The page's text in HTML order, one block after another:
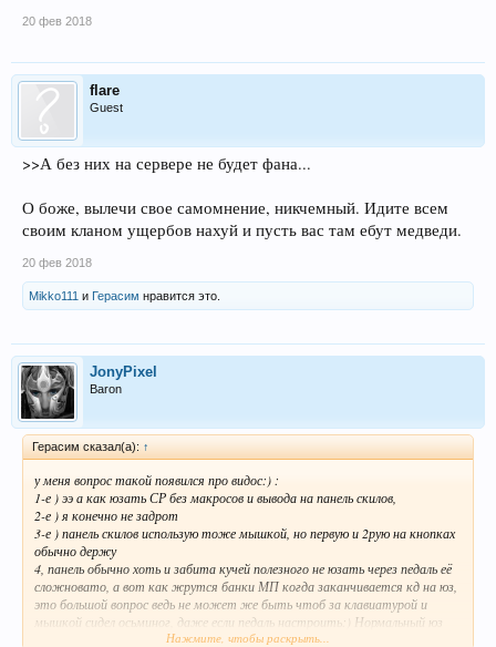
20 фев 2018
flare
Guest
>>А без них на сервере не будет фана...
О боже, вылечи свое самомнение, никчемный. Идите всем
своим кланом ущербов нахуй и пусть вас там ебут медведи.
20 фев 2018
Mikko111 и Герасим нравится это.
JonyPixel
Baron
Герасим сказал(а): ↑
у меня вопрос такой появился про видос:) :
1-е ) ээ а как юзать СР без макросов и вывода на панель скилов,
2-е ) я конечно не задрот
3-е ) панель скилов использую тоже мышкой, но первую и 2рую на кнопках
обычно держу
4, панель обычно хоть и забита кучей полезного не юзать через педаль её
сложновато, а вот как жрутся банки МП когда заканчивается кд на юз,
это большой вопрос ведь не может же быть чтоб за клавиатурой и
мышкой сидел осьминог, даже если педаль настроить:) Нормальный юз
СР банок макросом раз в секунду паузы, и руками через панель тоже,
Нажмите, чтобы раскрыть...